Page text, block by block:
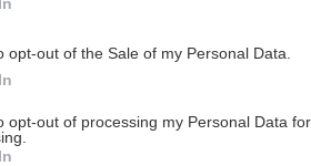
opt-out of the Sale of my Personal Data.
opt-out of processing my Personal Data
«πίτμπουλ» και το